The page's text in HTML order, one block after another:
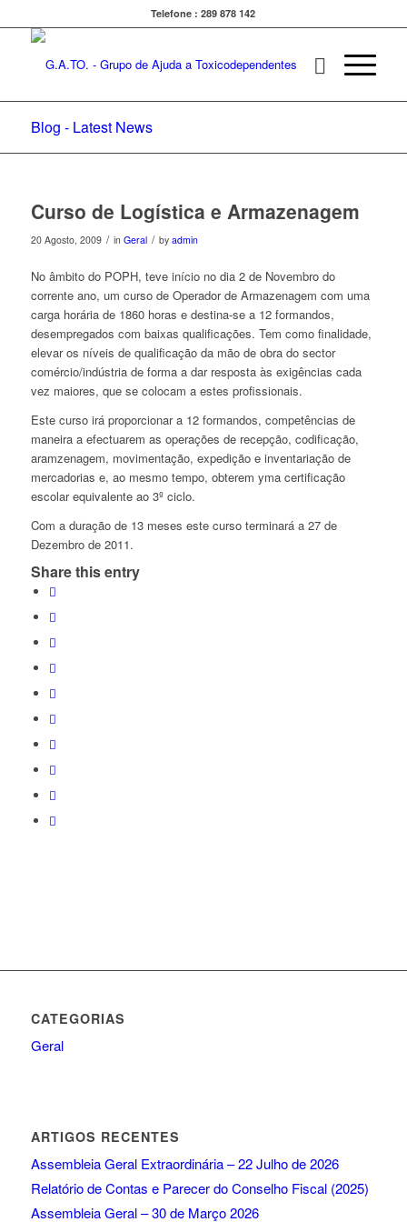
Telefone : 289 878 142
Blog - Latest News
Curso de Logística e Armazenagem
20 Agosto, 2009 / in Geral / by admin
No âmbito do POPH, teve início no dia 2 de Novembro do
corrente ano, um curso de Operador de Armazenagem com uma
carga horária de 1860 horas e destina-se a 12 formandos,
desempregados com baixas qualificações. Tem como finalidade,
elevar os níveis de qualificação da mão de obra do sector
comércio/indústria de forma a dar resposta às exigências cada
vez maiores, que se colocam a estes profissionais.
Este curso irá proporcionar a 12 formandos, competências de
maneira a efectuarem as operações de recepção, codificação,
aramzenagem, movimentação, expedição e inventariação de
mercadorias e, ao mesmo tempo, obterem yma certificação
escolar equivalente ao 3º ciclo.
Com a duração de 13 meses este curso terminará a 27 de
Dezembro de 2011.
Share this entry
CATEGORIAS
Geral
ARTIGOS RECENTES
Assembleia Geral Extraordinária – 22 Julho de 2026
Relatório de Contas e Parecer do Conselho Fiscal (2025)
Assembleia Geral – 30 de Março 2026